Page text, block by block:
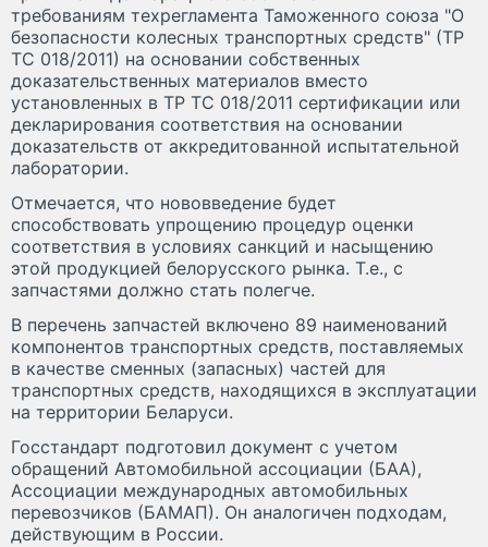
требованиям техрегламента Таможенного союза "О
безопасности колесных транспортных средств" (ТР
ТС 018/2011) на основании собственных
доказательственных материалов вместо
установленных в ТР ТС 018/2011 сертификации или
декларирования соответствия на основании
доказательств от аккредитованной испытательной
лаборатории.
Отмечается, что нововведение будет
способствовать упрощению процедур оценки
соответствия в условиях санкций и насыщению
этой продукцией белорусского рынка. Т.е., с
запчастями должно стать полегче.
В перечень запчастей включено 89 наименований
компонентов транспортных средств, поставляемых
в качестве сменных (запасных) частей для
транспортных средств, находящихся в эксплуатации
на территории Беларуси.
Госстандарт подготовил документ с учетом
обращений Автомобильной ассоциации (БАА),
Ассоциации международных автомобильных
перевозчиков (БАМАП). Он аналогичен подходам,
действующим в России.